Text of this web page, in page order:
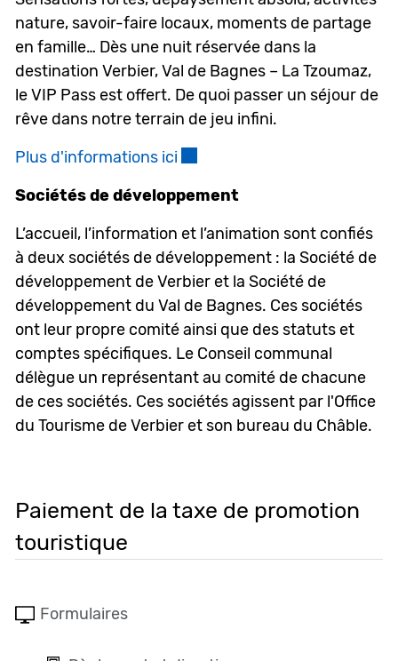
nature, savoir-faire locaux, moments de partage
en famille… Dès une nuit réservée dans la
destination Verbier, Val de Bagnes – La Tzoumaz,
le VIP Pass est offert. De quoi passer un séjour de
rêve dans notre terrain de jeu infini.
Plus d'informations ici
Sociétés de développement
L’accueil, l’information et l’animation sont confiés
à deux sociétés de développement : la Société de
développement de Verbier et la Société de
développement du Val de Bagnes. Ces sociétés
ont leur propre comité ainsi que des statuts et
comptes spécifiques. Le Conseil communal
délègue un représentant au comité de chacune
de ces sociétés. Ces sociétés agissent par l'Office
du Tourisme de Verbier et son bureau du Châble.
Paiement de la taxe de promotion
touristique
Formulaires